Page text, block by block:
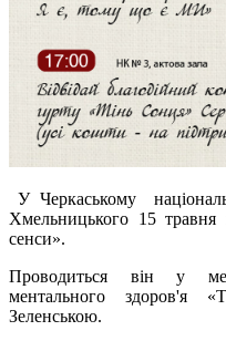
У Черкаському
Хмельницького 15 травня
сенси».
Проводиться він у
ментального здоров'я
Зеленською.